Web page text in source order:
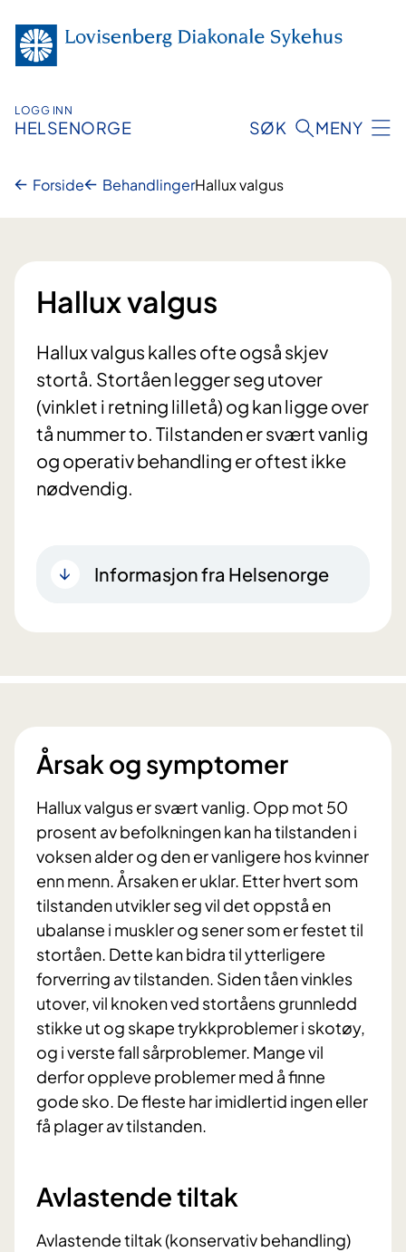
innhold
LOGG INN
HELSENORGE SØK MENY
Forside BehandlingerHallux valgus
Hallux valgus
Hallux valgus kalles ofte også skjev
stortå. Stortåen legger seg utover
(vinklet i retning lilletå) og kan ligge over
tå nummer to. Tilstanden er svært vanlig
og operativ behandling er oftest ikke
nødvendig.
Informasjon fra Helsenorge
Årsak og symptomer
Hallux valgus er svært vanlig. Opp mot 50
prosent av befolkningen kan ha tilstanden i
voksen alder og den er vanligere hos kvinner
enn menn. Årsaken er uklar. Etter hvert som
tilstanden utvikler seg vil det oppstå en
ubalanse i muskler og sener som er festet til
stortåen. Dette kan bidra til ytterligere
forverring av tilstanden. Siden tåen vinkles
utover, vil knoken ved stortåens grunnledd
stikke ut og skape trykkproblemer i skotøy,
og i verste fall sårproblemer. Mange vil
derfor oppleve problemer med å finne
gode sko. De fleste har imidlertid ingen eller
få plager av tilstanden.
Avlastende tiltak
Avlastende tiltak (konservativ behandling)